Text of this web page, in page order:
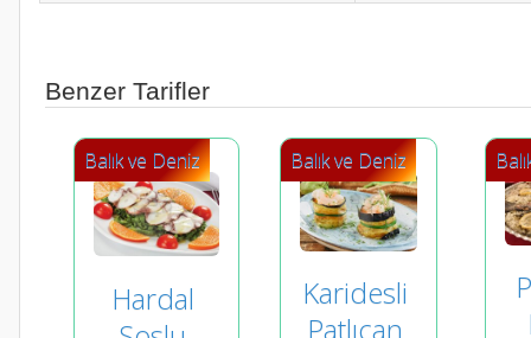
Benzer Tarifler
Hardal
Balık ve Deniz
Karidesli
Patlıcan
Balık ve Deniz